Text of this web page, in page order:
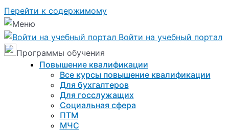
Перейти к содержимому
Войти на учебный портал
Программы обучения
Повышение квалификации
Все курсы повышение квалификации
Для бухгалтеров
Для госслужащих
Социальная сфера
ПТМ
МЧС